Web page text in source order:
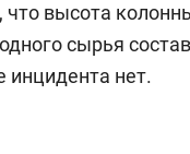
что высота
сырья
инцидента нет.
–
Как